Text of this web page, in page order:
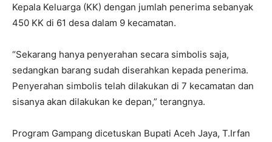
Kepala Keluarga (KK) dengan jumlah penerima sebanyak
450 KK di 61 desa dalam 9 kecamatan.
“Sekarang hanya penyerahan secara simbolis saja,
sedangkan barang sudah diserahkan kepada penerima.
Penyerahan simbolis telah dilakukan di 7 kecamatan dan
sisanya akan dilakukan ke depan,” terangnya.
Program Gampang dicetuskan Bupati Aceh Jaya, T.Irfan